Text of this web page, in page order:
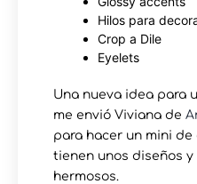
Hilos para
Crop a Dile
Eyelets
Una nueva idea para
me envió Viviana de
para hacer un mini
tienen unos diseños y
hermosos.